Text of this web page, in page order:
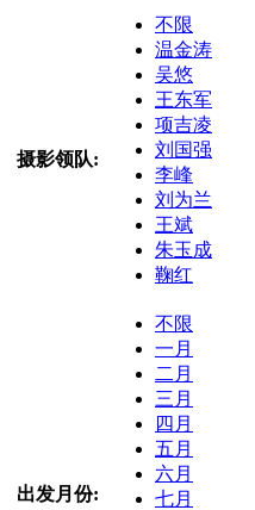
摄影领队:
不限
温金涛
吴悠
王东军
项吉凌
刘国强
李峰
刘为兰
王斌
朱玉成
鞠红
出发月份:
不限
一月
二月
三月
四月
五月
六月
七月